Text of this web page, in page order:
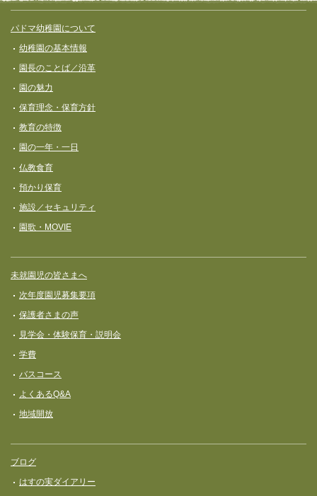
ゲ
ー
シ
ョ
ン
フッターコンテンツ
パドマ幼稚園について
幼稚園の基本情報
園長のことば／沿革
園の魅力
保育理念・保育⽅針
教育の特徴
園の一年・一日
仏教食育
預かり保育
施設／セキュリティ
園歌・MOVIE
未就園児の皆さまへ
次年度園児募集要項
保護者さまの声
見学会・体験保育・説明会
学費
バスコース
よくあるQ&A
地域開放
ブログ
はすの実ダイアリー